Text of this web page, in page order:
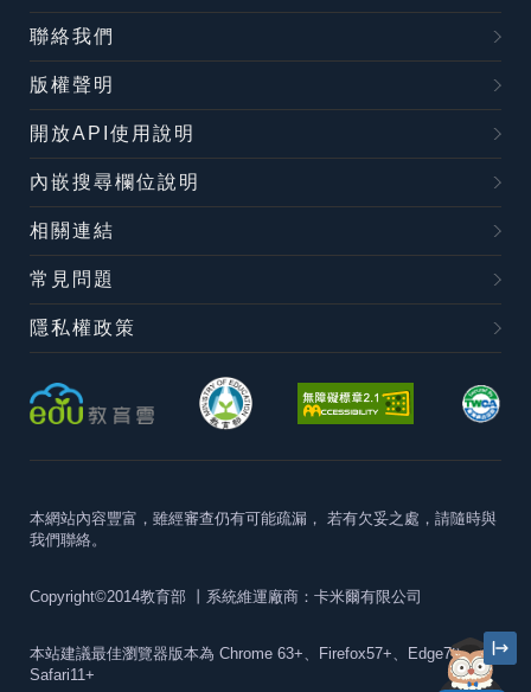
聯絡我們
版權聲明
開放API使用說明
內嵌搜尋欄位說明
相關連結
常見問題
隱私權政策
本網站內容豐富，雖經審查仍有可能疏漏， 若有欠妥之處，請隨時與
我們聯絡。
Copyright©2014教育部 丨系統維運廠商：卡米爾有限公司
本站建議最佳瀏覽器版本為 Chrome 63+、Firefox57+、Edge79+及
Safari11+